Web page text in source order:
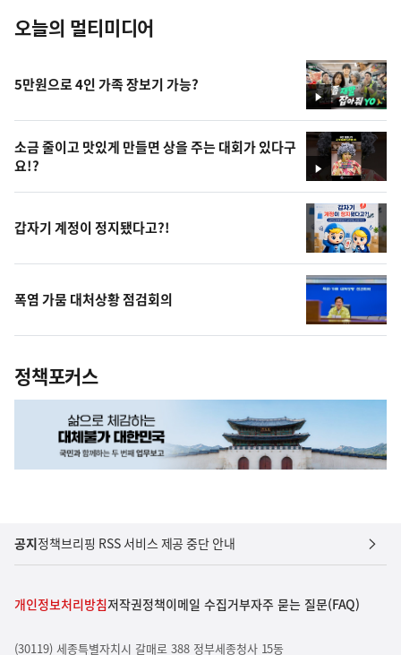
오늘의 멀티미디어
영
상
5만원으로 4인 가족 장보기 가능?
영
상
소금 줄이고 맛있게 만들면 상을 주는 대회가 있다구
요!?
갑자기 계정이 정지됐다고?!
폭염 가뭄 대처상황 점검회의
정책포커스
공지정책브리핑 RSS 서비스 제공 중단 안내
개인정보처리방침저작권정책이메일 수집거부자주 묻는 질문(FAQ)
(30119) 세종특별자치시 갈매로 388 정부세종청사 15동